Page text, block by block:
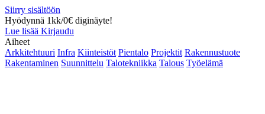
Siirry sisältöön
Hyödynnä 1kk/0€ diginäyte!
Lue lisää Kirjaudu
Aiheet
Arkkitehtuuri Infra Kiinteistöt Pientalo Projektit Rakennustuote
Rakentaminen Suunnittelu Talotekniikka Talous Työelämä